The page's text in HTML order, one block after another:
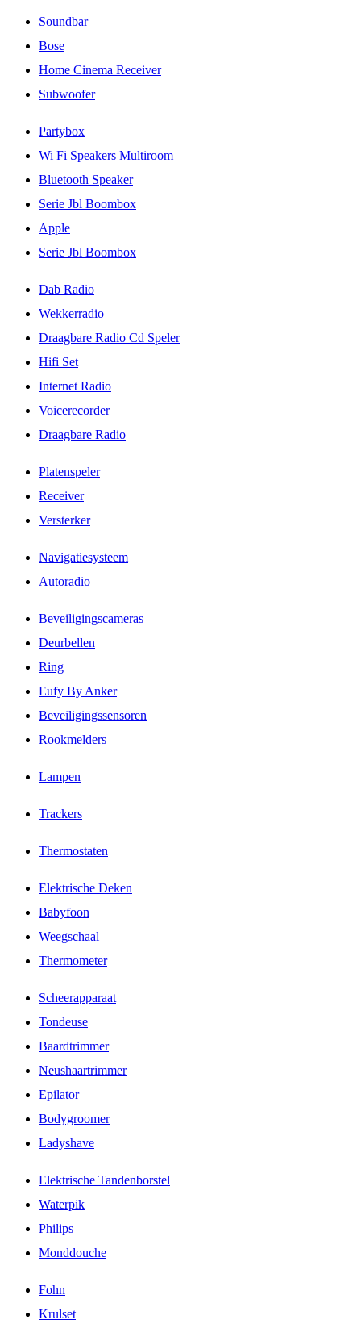
Soundbar
Bose
Home Cinema Receiver
Subwoofer
Partybox
Wi Fi Speakers Multiroom
Bluetooth Speaker
Serie Jbl Boombox
Apple
Serie Jbl Boombox
Dab Radio
Wekkerradio
Draagbare Radio Cd Speler
Hifi Set
Internet Radio
Voicerecorder
Draagbare Radio
Platenspeler
Receiver
Versterker
Navigatiesysteem
Autoradio
Beveiligingscameras
Deurbellen
Ring
Eufy By Anker
Beveiligingssensoren
Rookmelders
Lampen
Trackers
Thermostaten
Elektrische Deken
Babyfoon
Weegschaal
Thermometer
Scheerapparaat
Tondeuse
Baardtrimmer
Neushaartrimmer
Epilator
Bodygroomer
Ladyshave
Elektrische Tandenborstel
Waterpik
Philips
Monddouche
Fohn
Krulset